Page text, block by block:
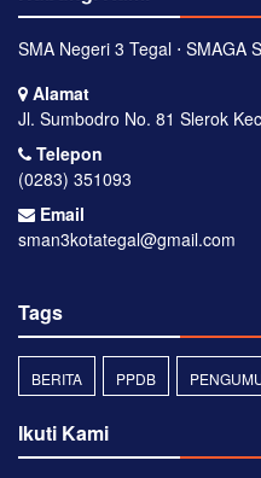
SMA Negeri 3 Tegal ⋅ SMAGA
Alamat
Jl. Sumbodro No. 81 Slerok
Telepon
(0283) 351093
Email
sman3kotategal@gmail.com
Tags
BERITA PPDB
Ikuti Kami